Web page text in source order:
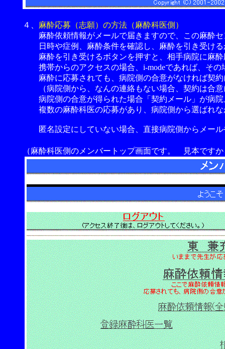
４、 麻酔応募（志願）の方法（麻酔科医側）
麻酔依頼情報がメールで届きますので、この麻酔セ
日時や症例、麻酔条件を確認し、麻酔を引き受ける
麻酔を引き受けるボタンを押すと、相手病院に麻酔
携帯からのアクセスの場合、i-modeであれば、その
麻酔に応募されても、病院側の合意がなければ契約
（病院側から、なんの連絡もない場合、契約は合意
病院側の合意が得られた場合「契約メール」が病院
複数の麻酔科医の応募があり、病院側から選ばれな
匿名設定にしていない場合、直接病院側からメール
（麻酔科医側のメンバートップ画面です。 見本です